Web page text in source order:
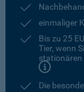
einmaliger
Bis zu 25
Tier, wenn
stationären
Die